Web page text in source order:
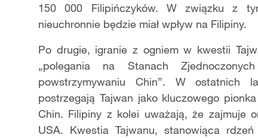
150 000 Filipińczyków. W związku z
nieuchronnie będzie miał wpływ na Filipiny.
Po drugie, igranie z ogniem w kwestii
„polegania na Stanach
powstrzymywaniu Chin”. W ostatnich
postrzegają Tajwan jako kluczowego
Chin. Filipiny z kolei uważają, że zajmuje
USA. Kwestia Tajwanu, stanowiąca